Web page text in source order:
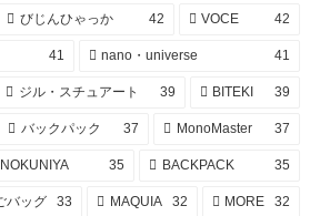
びじんひゃっか 42 VOCE 42
41 nano・universe 41
ジル・スチュアート 39 BITEKI 39
バックパック 37 MonoMaster 37
35 BACKPACK 35
バッグ 33 MAQUIA 32 MORE 32